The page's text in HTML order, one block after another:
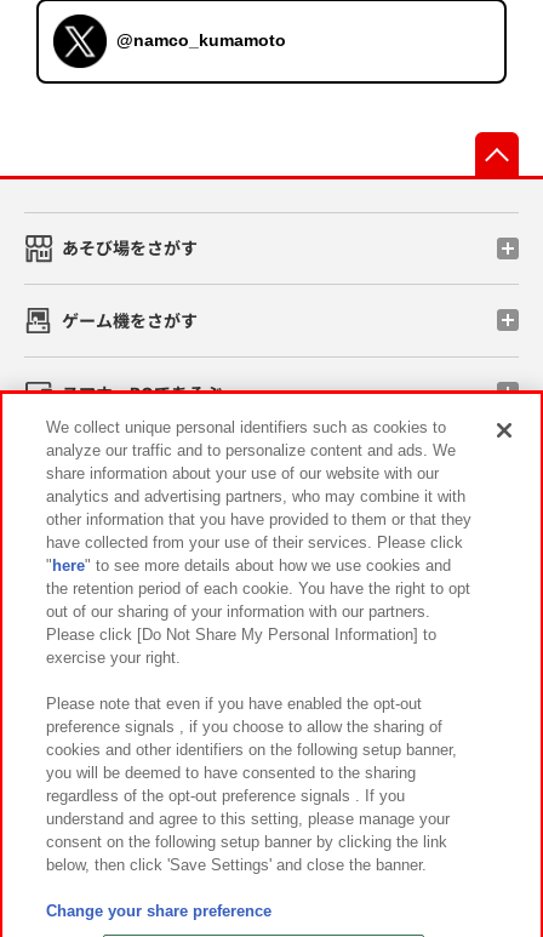
@namco_kumamoto
あそび場をさがす
ゲーム機をさがす
スマホ・PCであそぶ
イベント・キャンペーン
関連会社 サステナビリティ サイトポリシー
プライバシーポリシー ウェブアクセシビリティ方針と検証結果
お取引先さまとともに
カスタマーハラスメント対応方針 よくあるご質問・お問い合わせ
©Bandai Namco Amusement Inc.
©Bandai Namco Amusement Lab Inc.
We collect unique personal identifiers such as cookies to
analyze our traffic and to personalize content and ads. We
share information about your use of our website with our
analytics and advertising partners, who may combine it with
other information that you have provided to them or that they
have collected from your use of their services. Please click
" here" to see more details about how we use cookies and
the retention period of each cookie. You have the right to opt
out of our sharing of your information with our partners.
Please click [Do Not Share My Personal Information] to
exercise your right.
Please note that even if you have enabled the opt-out
preference signals , if you choose to allow the sharing of
cookies and other identifiers on the following setup banner,
you will be deemed to have consented to the sharing
regardless of the opt-out preference signals . If you
understand and agree to this setting, please manage your
consent on the following setup banner by clicking the link
below, then click 'Save Settings' and close the banner.
Change your share preference